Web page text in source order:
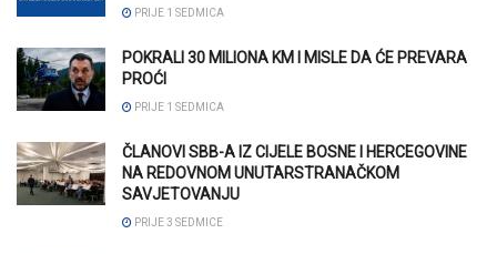
PRIJE 1 SEDMICA
POKRALI 30 MILIONA KM I MISLE DA ĆE PREVARA
PROĆI
PRIJE 1 SEDMICA
ČLANOVI SBB-A IZ CIJELE BOSNE I HERCEGOVINE
NA REDOVNOM UNUTARSTRANAČKOM
SAVJETOVANJU
PRIJE 3 SEDMICE